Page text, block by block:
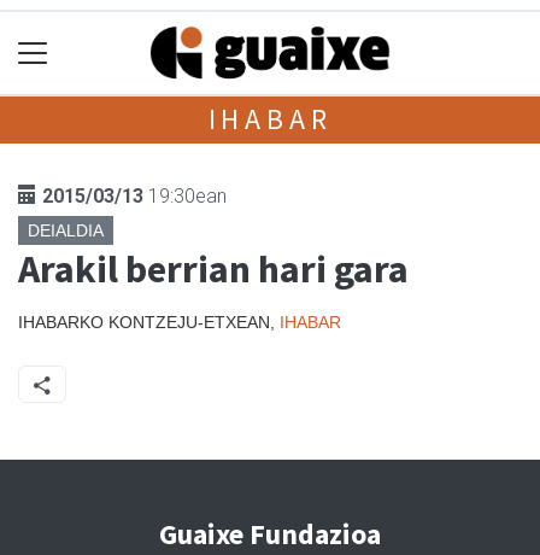
IHABAR
2015/03/13 19:30ean
DEIALDIA
Arakil berrian hari gara
IHABARKO KONTZEJU-ETXEAN, IHABAR
Guaixe Fundazioa